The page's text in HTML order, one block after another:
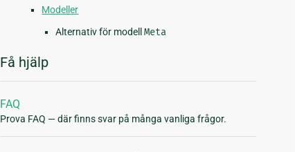
Modeller
Alternativ för modellMeta
Få hjälp
FAQ
Prova FAQ — där finns svar på många vanliga frågor.